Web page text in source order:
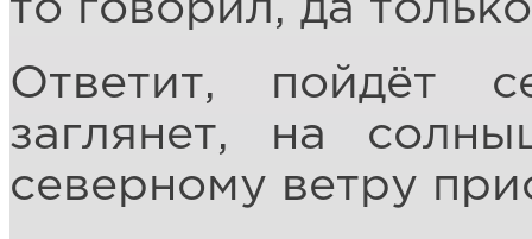
то говорил, да
Ответит, пойдёт
заглянет, на
северному ветру